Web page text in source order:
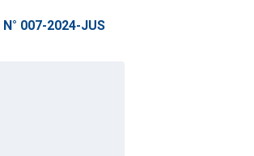
007-2024-JUS